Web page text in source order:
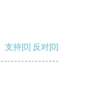
支持[0] 反对[0]